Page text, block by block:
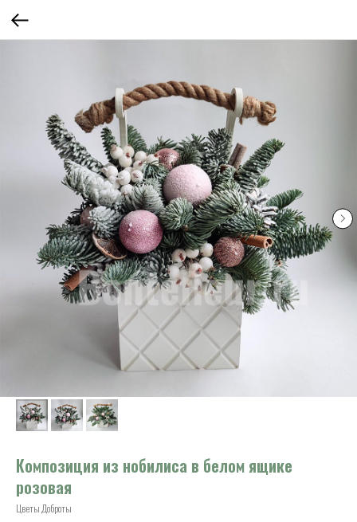
Композиция из нобилиса в белом ящике
розовая
Цветы Доброты